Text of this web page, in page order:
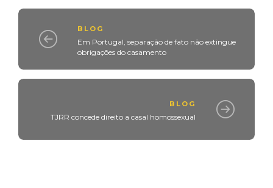
BLOG
Em Portugal, separação de fato não extingue
obrigações do casamento
BLOG
TJRR concede direito a casal homossexual